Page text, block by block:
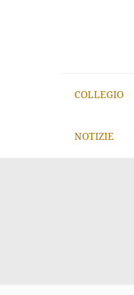
COLLEGIO
NOTIZIE